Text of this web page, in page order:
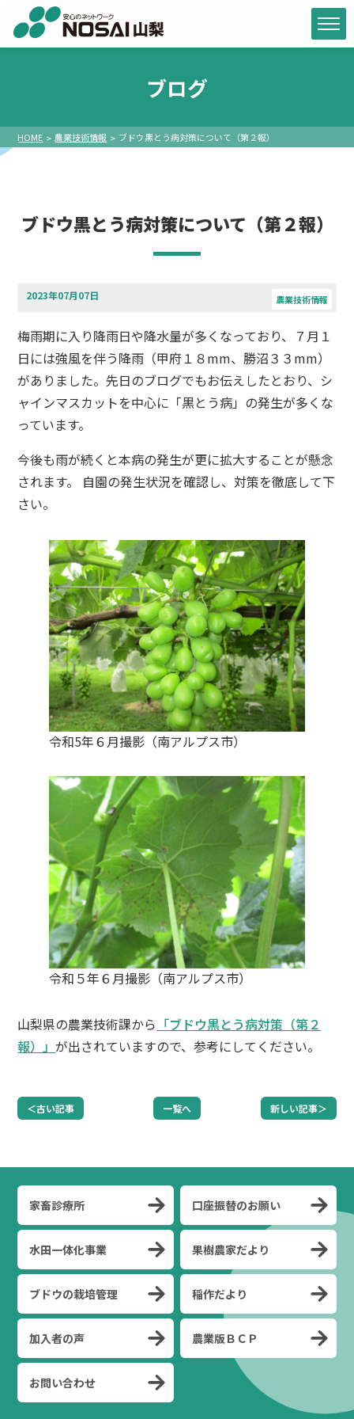
ブログ
HOME 農業技術情報 ブドウ黒とう病対策について（第２報）
ブドウ黒とう病対策について（第２報）
2023年07月07日 農業技術情報
梅雨期に入り降雨日や降水量が多くなっており、７月１
日には強風を伴う降雨（甲府１８mm、勝沼３３mm）
がありました。先日のブログでもお伝えしたとおり、シ
ャインマスカットを中心に「黒とう病」の発生が多くな
っています。
今後も雨が続くと本病の発生が更に拡大することが懸念
されます。 自園の発生状況を確認し、対策を徹底して下
さい。
令和5年６月撮影（南アルプス市）
令和５年６月撮影（南アルプス市）
山梨県の農業技術課から 「ブドウ黒とう病対策（第２
報）」が出されていますので、参考にしてください。
＜古い記事 一覧へ 新しい記事＞
家畜診療所 口座振替のお願い
水田一体化事業 果樹農家だより
ブドウの栽培管理 稲作だより
加入者の声 農業版ＢＣＰ
お問い合わせ